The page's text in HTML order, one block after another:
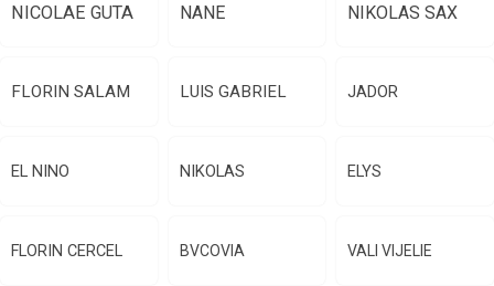
NICOLAE GUTA NANE NIKOLAS SAX
FLORIN SALAM LUIS GABRIEL JADOR
EL NINO NIKOLAS ELYS
FLORIN CERCEL BVCOVIA VALI VIJELIE